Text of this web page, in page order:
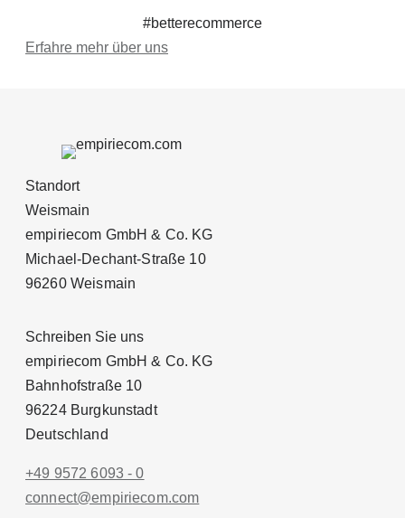
#betterecommerce
Erfahre mehr über uns
Standort
Weismain
empiriecom GmbH & Co. KG
Michael-Dechant-Straße 10
96260 Weismain
Schreiben Sie uns
empiriecom GmbH & Co. KG
Bahnhofstraße 10
96224 Burgkunstadt
Deutschland
+49 9572 6093 - 0
connect@empiriecom.com